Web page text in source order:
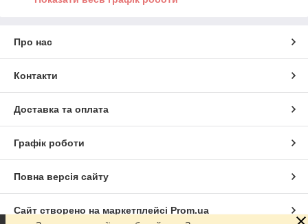
Про нас
Контакти
Доставка та оплата
Графік роботи
Повна версія сайту
Сайт створено на маркетплейсі Prom.ua